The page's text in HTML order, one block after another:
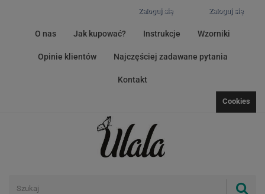
Zaloguj się
Zaloguj się
O nas Jak kupować? Instrukcje Wzorniki
Opinie klientów Najczęściej zadawane pytania
Kontakt
Cookies